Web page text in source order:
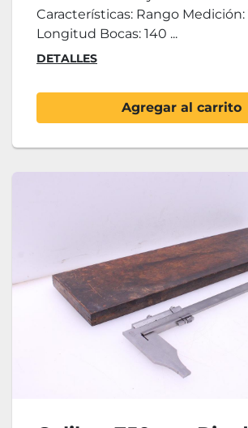
Características: Rango
Longitud Bocas: 140 ...
DETALLES
Agregar al carrito